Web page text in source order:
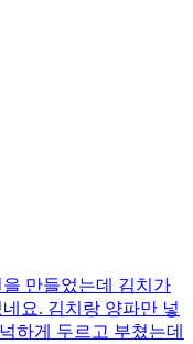
만들었는데 김치가
요. 김치랑 양파만 넣
하게 두르고 부쳤는데